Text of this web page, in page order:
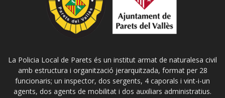
La Policia Local de Parets és un institut armat de naturalesa civil
amb estructura i organització jerarquitzada, format per 28
funcionaris; un inspector, dos sergents, 4 caporals i vint-i-un
agents, dos agents de mobilitat i dos auxiliars administratius.